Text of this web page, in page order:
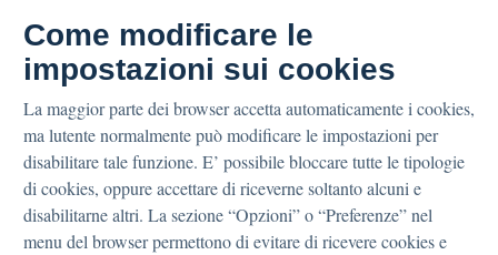
Come modificare le
impostazioni sui cookies
La maggior parte dei browser accetta automaticamente i cookies,
ma lutente normalmente può modificare le impostazioni per
disabilitare tale funzione. E’ possibile bloccare tutte le tipologie
di cookies, oppure accettare di riceverne soltanto alcuni e
disabilitarne altri. La sezione “Opzioni” o “Preferenze” nel
menu del browser permettono di evitare di ricevere cookies e